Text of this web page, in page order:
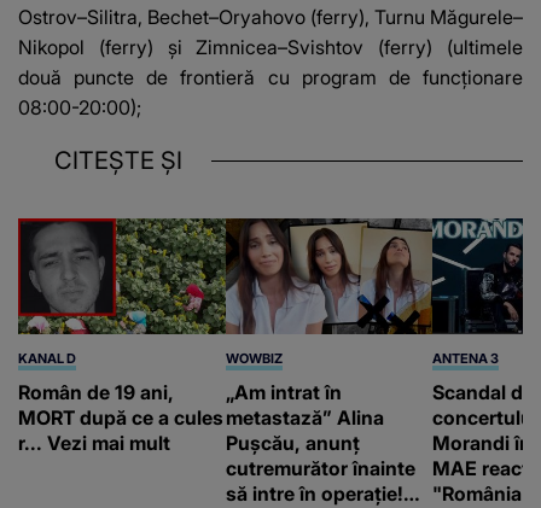
Ostrov–Silitra, Bechet–Oryahovo (ferry), Turnu Măgurele–
Nikopol (ferry) și Zimnicea–Svishtov (ferry) (ultimele
două puncte de frontieră cu program de funcționare
08:00-20:00);
CITEȘTE ȘI
KANAL D
Român de 19 ani,
MORT după ce a cules
r... Vezi mai mult
WOWBIZ
„Am intrat în
metastază” Alina
Pușcău, anunț
cutremurător înainte
să intre în operație!
ANTENA 3
Scandal
Morandi în
MAE
"România